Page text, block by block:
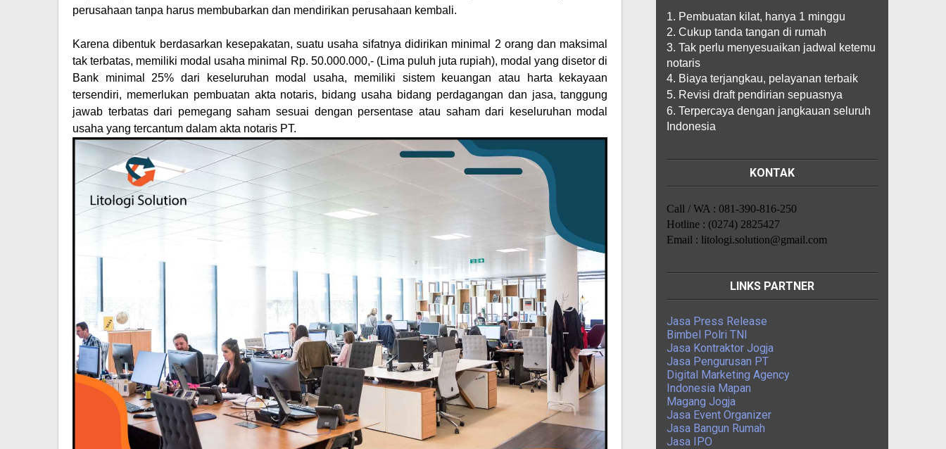
perusahaan tanpa harus membubarkan dan mendirikan perusahaan kembali.
Karena dibentuk berdasarkan kesepakatan, suatu usaha sifatnya didirikan minimal 2 orang dan maksimal
tak terbatas, memiliki modal usaha minimal Rp. 50.000.000,- (Lima puluh juta rupiah), modal yang disetor di
Bank minimal 25% dari keseluruhan modal usaha, memiliki sistem keuangan atau harta kekayaan
tersendiri, memerlukan pembuatan akta notaris, bidang usaha bidang perdagangan dan jasa, tanggung
jawab terbatas dari pemegang saham sesuai dengan persentase atau saham dari keseluruhan modal
usaha yang tercantum dalam akta notaris PT.
1. Pembuatan kilat, hanya 1 minggu
2. Cukup tanda tangan di rumah
3. Tak perlu menyesuaikan jadwal ketemu
notaris
4. Biaya terjangkau, pelayanan terbaik
5. Revisi draft pendirian sepuasnya
6. Terpercaya dengan jangkauan seluruh
Indonesia
KONTAK
Call / WA : 081-390-816-250
Hotline : (0274) 2825427
Email : litologi.solution@gmail.com
LINKS PARTNER
Jasa Press Release
Bimbel Polri TNI
Jasa Kontraktor Jogja
Jasa Pengurusan PT
Digital Marketing Agency
Indonesia Mapan
Magang Jogja
Jasa Event Organizer
Jasa Bangun Rumah
Jasa IPO